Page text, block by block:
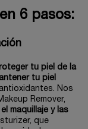
6 pasos:
tu piel de la
tu piel
Nos
Remover,
el maquillaje y las
que